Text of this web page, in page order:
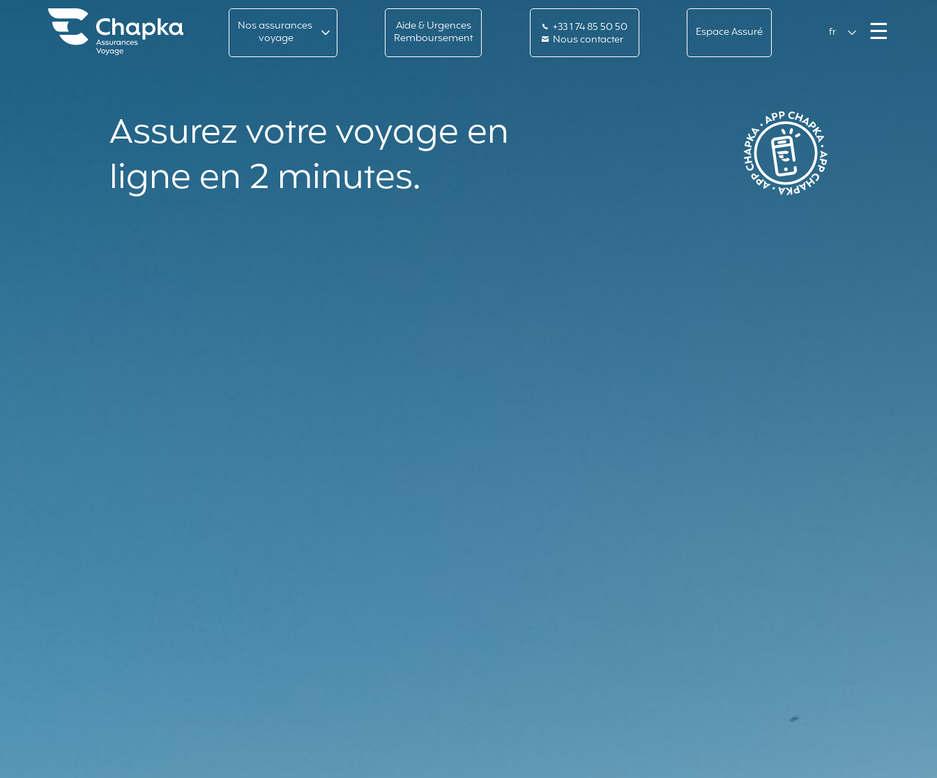
Aller directement au contenu
Chapka Assurances VoyagesNos assurances
voyage
Aide & Urgences
Remboursement
+33 1 74 85 50 50
Nous contacter
Espace Assuré fr ☰
Assurez votre voyage en
ligne en 2 minutes.